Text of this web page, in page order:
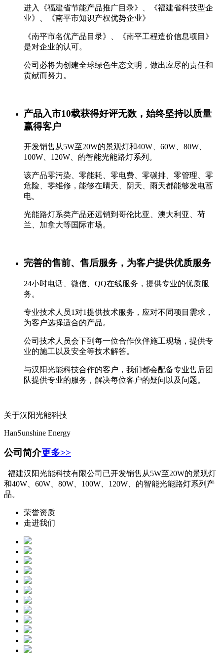
进入《福建省节能产品推广目录》、《福建省科技型企
业》、《南平市知识产权优势企业》
《南平市名优产品目录》、《南平工程造价信息项目》
是对企业的认可。
公司必将为创建全球绿色生态文明，做出应尽的责任和
贡献而努力。
产品入市10载获得好评无数，始终坚持以质量
赢得客户
开发销售从5W至20W的景观灯和40W、60W、80W、
100W、120W、的智能光能路灯系列。
该产品零污染、零能耗、零电费、零碳排、零管理、零
危险、零维修，能够在晴天、阴天、雨天都能够发电蓄
电。
光能路灯系类产品还远销到哥伦比亚、澳大利亚、荷
兰、加拿大等国际市场。
完善的售前、售后服务，为客户提供优质服务
24小时电话、微信、QQ在线服务，提供专业的优质服
务。
专业技术人员1对1提供技术服务，应对不同项目需求，
为客户选择适合的产品。
公司技术人员会下到每一位合作伙伴施工现场，提供专
业的施工以及安全等技术解答。
与汉阳光能科技合作的客户，我们都会配备专业售后团
队提供专业的服务，解决每位客户的疑问以及问题。
关于汉阳光能科技
HanSunshine Energy
公司简介更多>>
福建汉阳光能科技有限公司已开发销售从5W至20W的景观灯
和40W、60W、80W、100W、120W、的智能光能路灯系列产
品。
荣誉资质
走进我们